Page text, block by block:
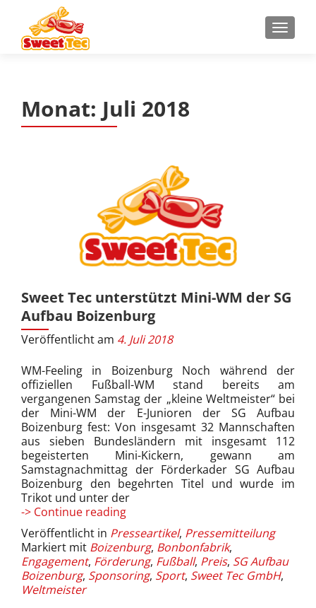
MENU
Monat: Juli 2018
Sweet Tec unterstützt Mini-WM der SG
Aufbau Boizenburg
Veröffentlicht am 4. Juli 2018
WM-Feeling in Boizenburg Noch während der
offiziellen Fußball-WM stand bereits am
vergangenen Samstag der „kleine Weltmeister“ bei
der Mini-WM der E-Junioren der SG Aufbau
Boizenburg fest: Von insgesamt 32 Mannschaften
aus sieben Bundesländern mit insgesamt 112
begeisterten Mini-Kickern, gewann am
Samstagnachmittag der Förderkader SG Aufbau
Boizenburg den begehrten Titel und wurde im
Trikot und unter der
-> Continue readingSweet
unterstützt
Mini-
WM
der
Veröffentlicht in Presseartikel, Pressemitteilung
Markiert mit Boizenburg, Bonbonfabrik,
Engagement, Förderung, Fußball, Preis, SG Aufbau
Boizenburg, Sponsoring, Sport, Sweet Tec GmbH,
Weltmeister